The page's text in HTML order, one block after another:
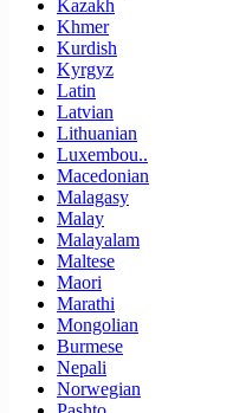
Kazakh
Khmer
Kurdish
Kyrgyz
Latin
Latvian
Lithuanian
Luxembou..
Macedonian
Malagasy
Malay
Malayalam
Maltese
Maori
Marathi
Mongolian
Burmese
Nepali
Norwegian